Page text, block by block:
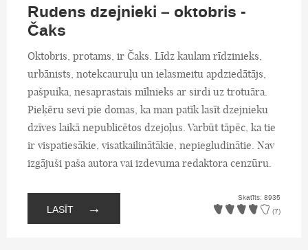
Rudens dzejnieki – oktobris -
Čaks
Oktobris, protams, ir Čaks. Līdz kaulam rīdzinieks,
urbānists, notekcauruļu un ielasmeitu apdziedātājs,
pašpuika, nesaprastais mīlnieks ar sirdi uz trotuāra.
Pieķēru sevi pie domas, ka man patīk lasīt dzejnieku
dzīves laikā nepublicētos dzejoļus. Varbūt tāpēc, ka tie
ir vispatiesākie, visatkailinātākie, nepiegludinātie. Nav
izgājuši paša autora vai izdevuma redaktora cenzūru.
LASĪT →
Skatīts: 8935
(7)